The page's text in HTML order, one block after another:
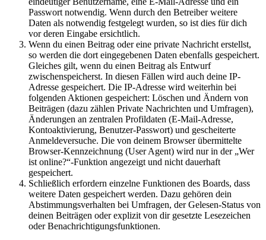
Passwort notwendig. Wenn durch den Betreiber weitere
Daten als notwendig festgelegt wurden, so ist dies für dich
vor deren Eingabe ersichtlich.
Wenn du einen Beitrag oder eine private Nachricht erstellst,
so werden die dort eingegebenen Daten ebenfalls gespeichert.
Gleiches gilt, wenn du einen Beitrag als Entwurf
zwischenspeicherst. In diesen Fällen wird auch deine IP-
Adresse gespeichert. Die IP-Adresse wird weiterhin bei
folgenden Aktionen gespeichert: Löschen und Ändern von
Beiträgen (dazu zählen Private Nachrichten und Umfragen),
Änderungen an zentralen Profildaten (E-Mail-Adresse,
Kontoaktivierung, Benutzer-Passwort) und gescheiterte
Anmeldeversuche. Die von deinem Browser übermittelte
Browser-Kennzeichnung (User Agent) wird nur in der „Wer
ist online?“-Funktion angezeigt und nicht dauerhaft
gespeichert.
Schließlich erfordern einzelne Funktionen des Boards, dass
weitere Daten gespeichert werden. Dazu gehören dein
Abstimmungsverhalten bei Umfragen, der Gelesen-Status von
deinen Beiträgen oder explizit von dir gesetzte Lesezeichen
oder Benachrichtigungsfunktionen.